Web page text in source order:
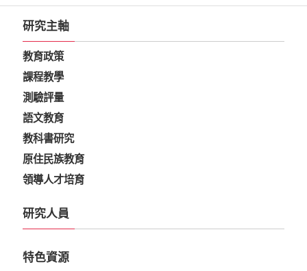
研究主軸
教育政策
課程教學
測驗評量
語文教育
教科書研究
原住民族教育
領導人才培育
研究人員
特色資源